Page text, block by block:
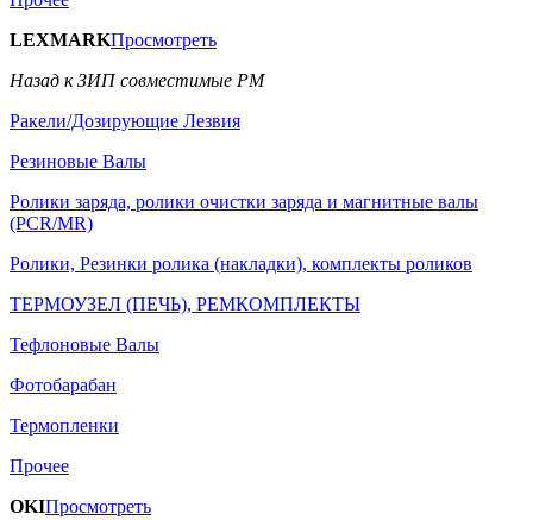
LEXMARKПросмотреть
Назад к ЗИП совместимые РМ
Ракели/Дозирующие Лезвия
Резиновые Валы
Ролики заряда, ролики очистки заряда и магнитные валы
(PCR/MR)
Ролики, Резинки ролика (накладки), комплекты роликов
ТЕРМОУЗЕЛ (ПЕЧЬ), РЕМКОМПЛЕКТЫ
Тефлоновые Валы
Фотобарабан
Термопленки
Прочее
OKIПросмотреть